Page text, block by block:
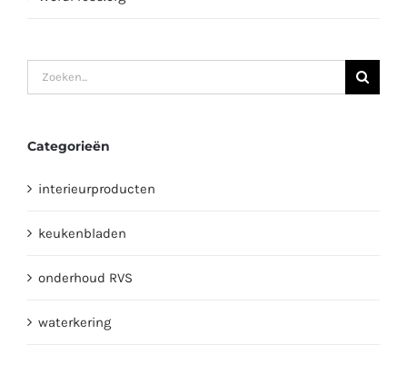
Zoeken
naar:
Categorieën
interieurproducten
keukenbladen
onderhoud RVS
waterkering